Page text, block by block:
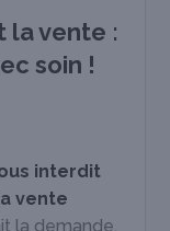
la vente :
soin !
interdit
vente
la demande.